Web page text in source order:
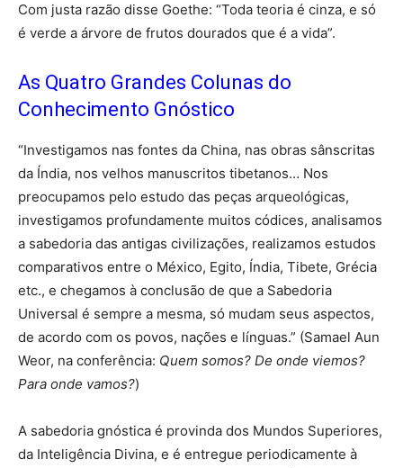
Com justa razão disse Goethe: “Toda teoria é cinza, e só
é verde a árvore de frutos dourados que é a vida”.
As Quatro Grandes Colunas do
Conhecimento Gnóstico
“Investigamos nas fontes da China, nas obras sânscritas
da Índia, nos velhos manuscritos tibetanos… Nos
preocupamos pelo estudo das peças arqueológicas,
investigamos profundamente muitos códices, analisamos
a sabedoria das antigas civilizações, realizamos estudos
comparativos entre o México, Egito, Índia, Tibete, Grécia
etc., e chegamos à conclusão de que a Sabedoria
Universal é sempre a mesma, só mudam seus aspectos,
de acordo com os povos, nações e línguas.” (Samael Aun
Weor, na conferência: Quem somos? De onde viemos?
Para onde vamos?)
A sabedoria gnóstica é provinda dos Mundos Superiores,
da Inteligência Divina, e é entregue periodicamente à